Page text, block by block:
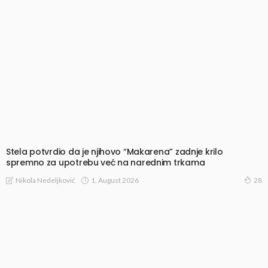
Stela potvrdio da je njihovo “Makarena” zadnje krilo
spremno za upotrebu već na narednim trkama
Nikola Nedeljković 1, August 2026 28